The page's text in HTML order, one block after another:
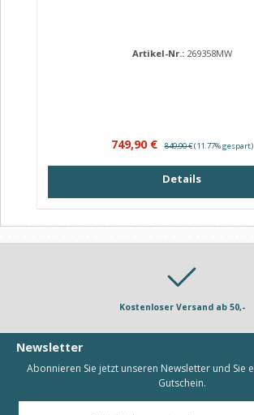
Artikel-Nr.: 269358MW
Verkaufspreis:
749,90 € Regulärer Preis:
849,90 €(11.77% gespart)
Details
Kostenloser Versand ab 50,-
Newsletter
Abonnieren Sie jetzt unseren Newsletter und Sie
Gutschein.